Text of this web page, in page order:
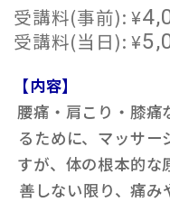
受講料(事前):¥
受講料(当日):¥
【内容】
腰痛・肩こり・膝痛
るために、マッサ
すが、体の根本的な
善しない限り、痛み